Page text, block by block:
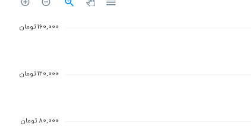
160,000 تومان
120,000 تومان
80,000 تومان